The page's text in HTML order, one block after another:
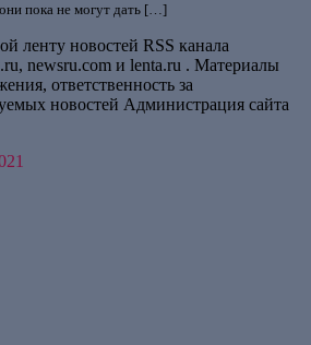
пока не могут дать […]
ленту новостей RSS канала
newsru.com и lenta.ru . Материалы
ответственность за
новостей Администрация сайта